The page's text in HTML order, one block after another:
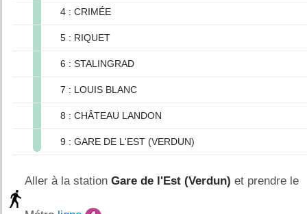
4 : CRIMÉE
5 : RIQUET
6 : STALINGRAD
7 : LOUIS BLANC
8 : CHÂTEAU LANDON
9 : GARE DE L'EST (VERDUN)
Aller à la station Gare de l'Est (Verdun) et prendre le